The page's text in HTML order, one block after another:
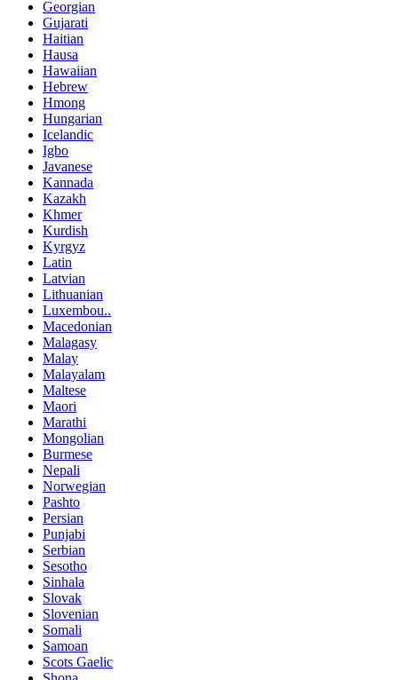
Georgian
Gujarati
Haitian
Hausa
Hawaiian
Hebrew
Hmong
Hungarian
Icelandic
Igbo
Javanese
Kannada
Kazakh
Khmer
Kurdish
Kyrgyz
Latin
Latvian
Lithuanian
Luxembou..
Macedonian
Malagasy
Malay
Malayalam
Maltese
Maori
Marathi
Mongolian
Burmese
Nepali
Norwegian
Pashto
Persian
Punjabi
Serbian
Sesotho
Sinhala
Slovak
Slovenian
Somali
Samoan
Scots Gaelic